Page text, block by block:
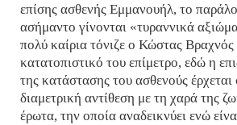
επίσης ασθενής Εμμανουήλ, το
ασήμαντο γίνονται «τυραννικά
πολύ καίρια τόνιζε ο Κώστας Βραχνός
κατατοπιστικό του επίμετρο, εδώ η
της κατάστασης του ασθενούς έρχεται
διαμετρική αντίθεση με τη χαρά της
έρωτα, την οποία αναδεικνύει ενώ